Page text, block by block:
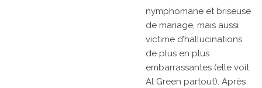
nymphomane et briseuse
de mariage, mais aussi
victime d’hallucinations
de plus en plus
embarrassantes (elle voit
Al Green partout). Après